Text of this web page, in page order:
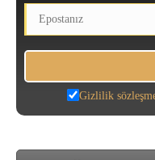
Gizlilik